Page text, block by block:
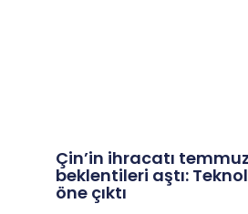
Çin’in ihracatı
beklentileri aştı:
öne çıktı